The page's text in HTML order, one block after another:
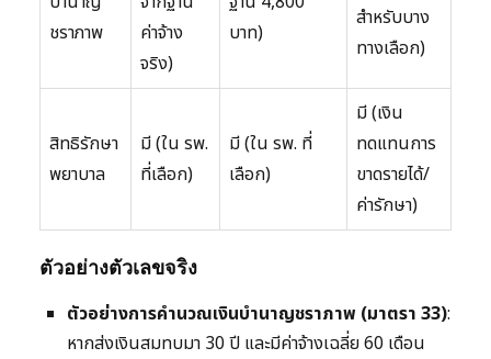
ชราภาพ
ค่าจ้าง
จริง)
บาท)
สำหรับบาง
ทางเลือก)
สิทธิรักษา
พยาบาล
มี (ใน รพ.
ที่เลือก)
มี (ใน รพ. ที่
เลือก)
มี (เงิน
ทดแทนการ
ขาดรายได้/
ค่ารักษา)
ตัวอย่างตัวเลขจริง
ตัวอย่างการคำนวณเงินบำนาญชราภาพ (มาตรา 33):
หากส่งเงินสมทบมา 30 ปี และมีค่าจ้างเฉลี่ย 60 เดือน